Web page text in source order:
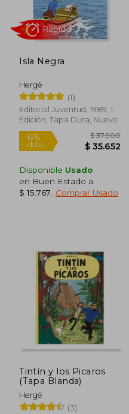
dcto. $ 26.739
Isla Negra
Hergé
(1)
Editorial Juventud, 1989, 1
Edición, Tapa Dura, Nuevo
Disponible Usado
en Buen Estado a
$ 15.767
Comprar Usado
Tintín y los Picaros
(Tapa Blanda)
Hergé
(3)